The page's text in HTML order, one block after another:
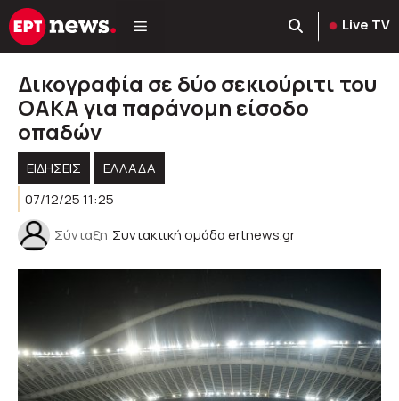
Μετάβαση
σε
Live TV
Δικογραφία σε δύο σεκιούριτι του
ΟΑΚΑ για παράνομη είσοδο
οπαδών
ΕΙΔΗΣΕΙΣ
ΕΛΛΑΔΑ
07/12/25 11:25
Σύνταξη Συντακτική ομάδα ertnews.gr